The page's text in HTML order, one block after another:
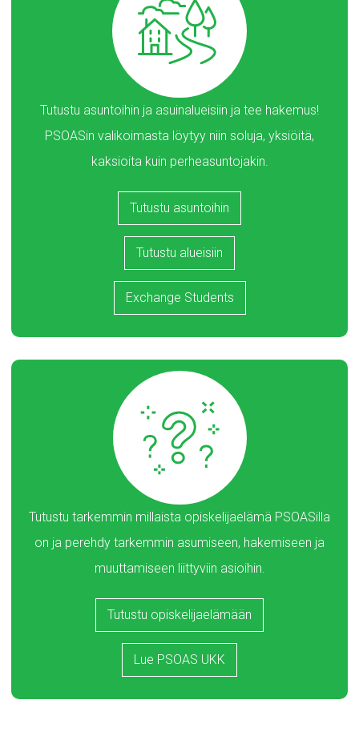
Tutustu asuntoihin ja asuinalueisiin ja tee hakemus!
PSOASin valikoimasta löytyy niin soluja, yksiöitä,
kaksioita kuin perheasuntojakin.
Tutustu asuntoihin
Tutustu alueisiin
Exchange Students
Tutustu tarkemmin millaista opiskelijaelämä PSOASilla
on ja perehdy tarkemmin asumiseen, hakemiseen ja
muuttamiseen liittyviin asioihin.
Tutustu opiskelijaelämään
Lue PSOAS UKK